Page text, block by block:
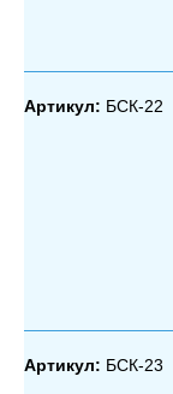
Артикул: БСК-22
Артикул: БСК-23